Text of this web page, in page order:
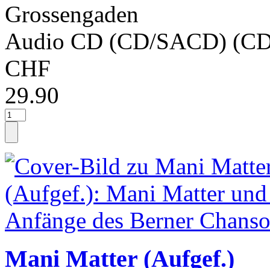
Grossengaden
Audio CD (CD/SACD)
CHF
29.90
Mani Matter (Aufgef.)